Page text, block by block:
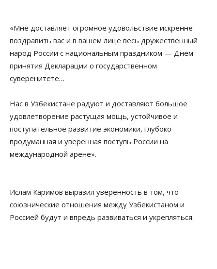
«Мне доставляет огромное удовольствие искренне
поздравить вас и в вашем лице весь дружественный
народ России с национальным праздником — Днем
принятия Декларации о государственном
суверенитете…
Нас в Узбекистане радуют и доставляют большое
удовлетворение растущая мощь, устойчивое и
поступательное развитие экономики, глубоко
продуманная и уверенная поступь России на
международной арене».
Ислам Каримов выразил уверенность в том, что
союзнические отношения между Узбекистаном и
Россией будут и впредь развиваться и укрепляться.